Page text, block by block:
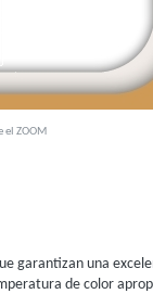
el ZOOM
garantizan una
de color